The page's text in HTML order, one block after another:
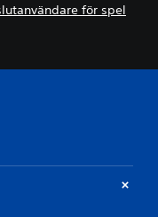
för spel